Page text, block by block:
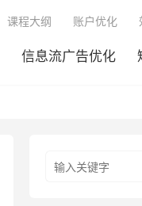
信息流广告优化
课程大纲 账户优化